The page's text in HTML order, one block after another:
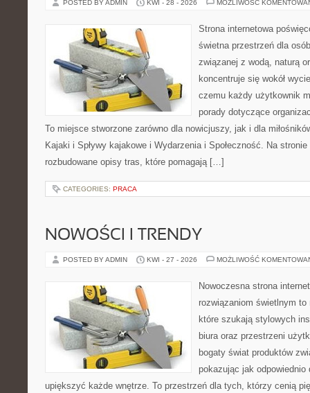
POSTED BY ADMIN KWI - 28 - 2026 MOŻLIWOŚĆ
Strona internetowa
świetna przestrzeń dla
związanej z wodą, naturą
koncentruje się wokół
czemu każdy użytkownik
porady dotyczące
To miejsce stworzone zarówno dla nowicjuszy, jak i dla
Kajaki i Spływy kajakowe i Wydarzenia i Społeczność. Na
rozbudowane opisy tras, które pomagają […]
CATEGORIES: PRACA
NOWOŚCI I TRENDY
POSTED BY ADMIN KWI - 27 - 2026 MOŻLIWOŚĆ
Nowoczesna strona
rozwiązaniom świetlnym
które szukają stylowych
biura oraz przestrzeni
bogaty świat produktów
pokazując jak odpowiednio
upiększyć każde wnętrze. To przestrzeń dla tych, którzy cenią